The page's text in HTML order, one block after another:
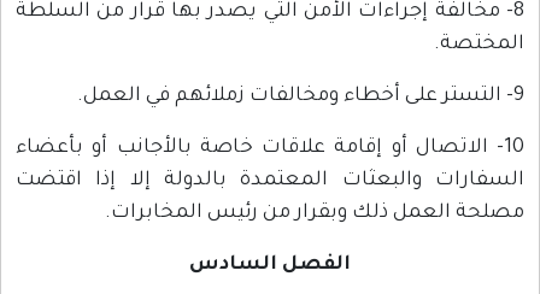
8- مخالفة إجراءات الأمن التي يصدر بها قرار من السلطة
المختصة.
9- التستر على أخطاء ومخالفات زملائهم في العمل.
10- الاتصال أو إقامة علاقات خاصة بالأجانب أو بأعضاء
السفارات والبعثات المعتمدة بالدولة إلا إذا اقتضت
مصلحة العمل ذلك وبقرار من رئيس المخابرات.
الفصل السادس